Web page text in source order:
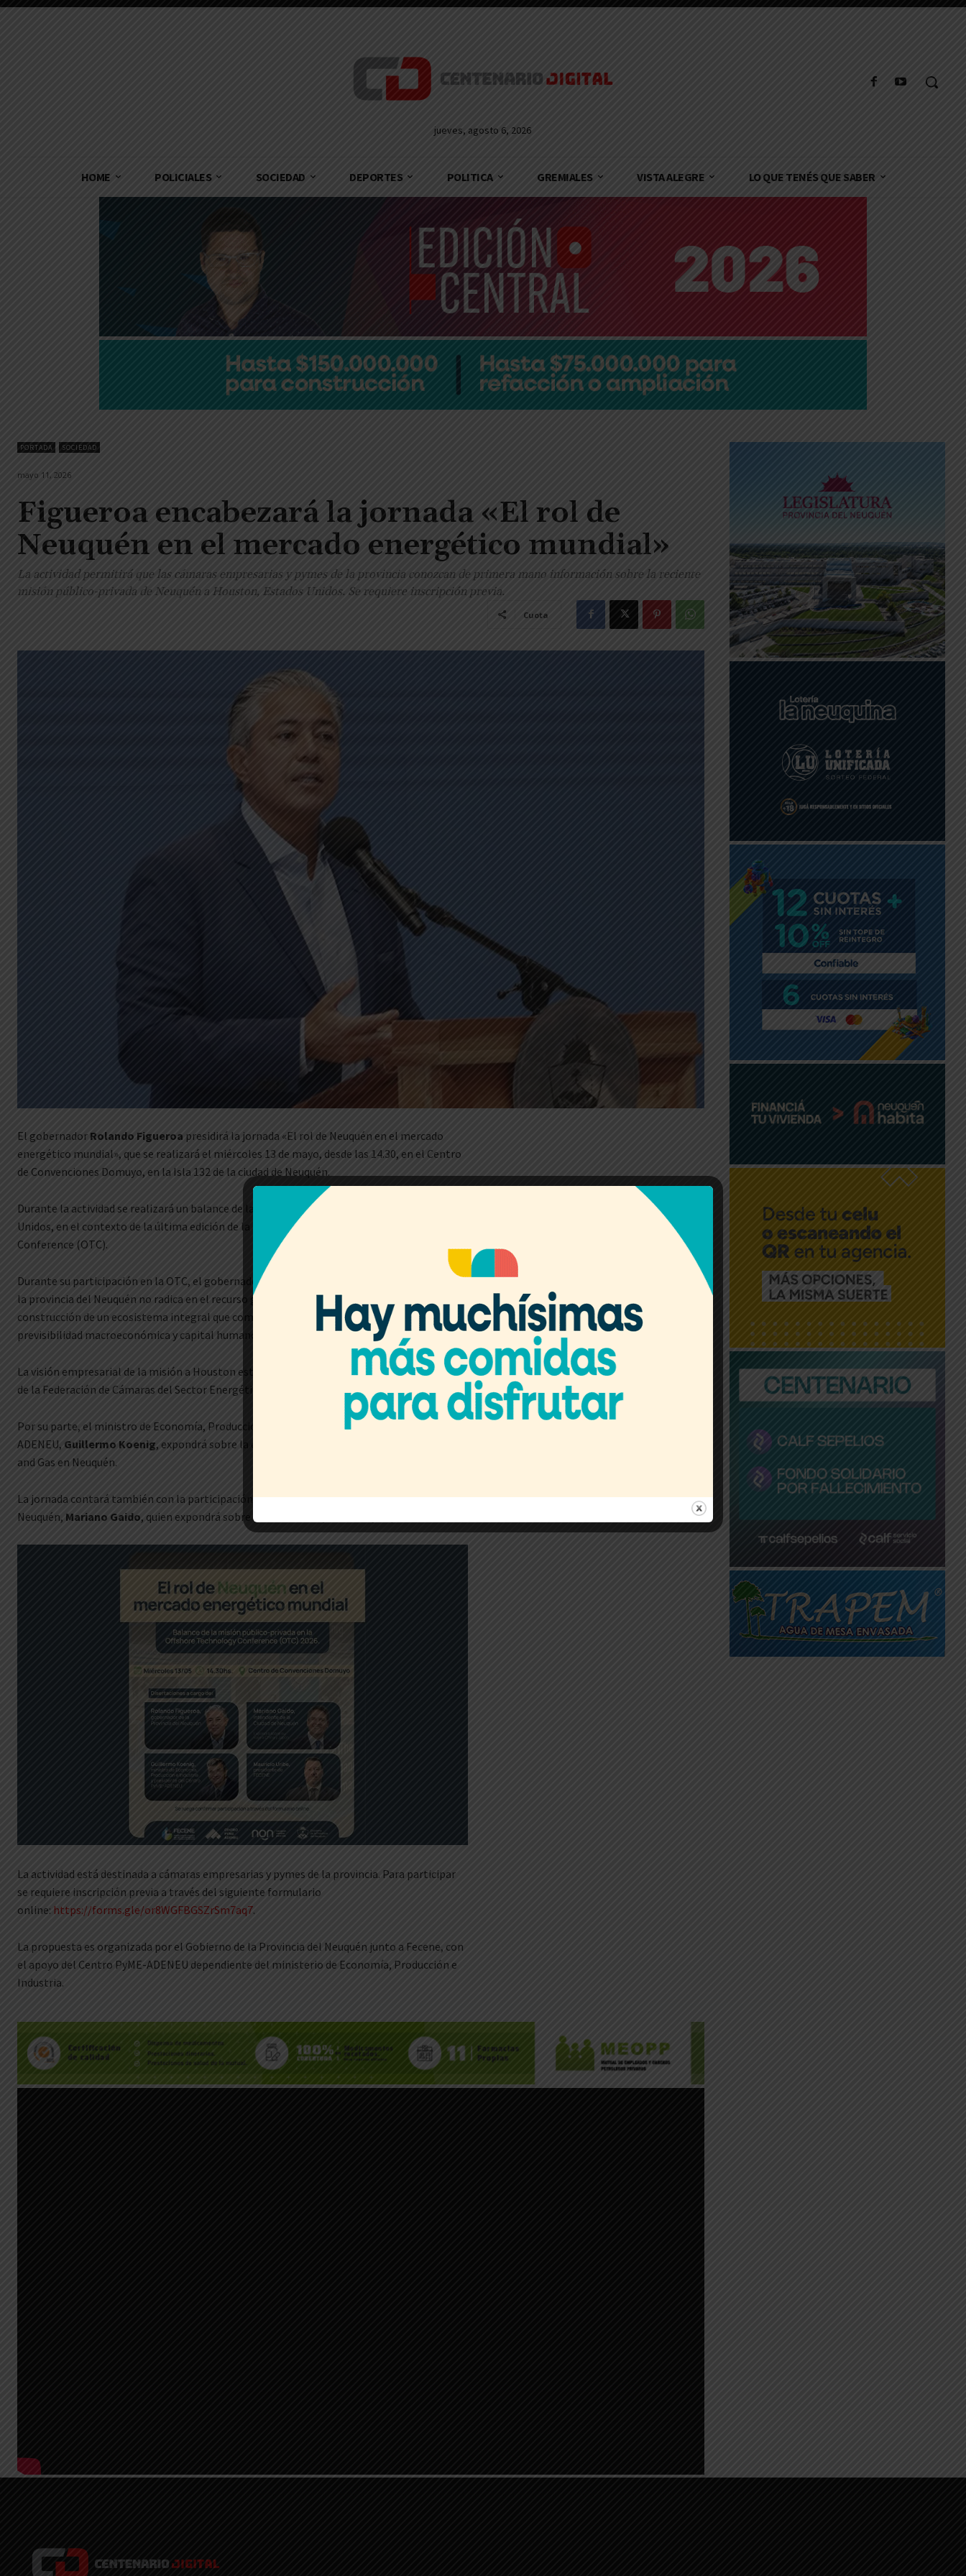
jueves, agosto 6, 2026
HOME POLICIALES SOCIEDAD DEPORTES POLITICA GREMIALES VISTA ALEGRE LO QUE TENÉS QUE SABER
PORTADA SOCIEDAD
mayo 11, 2026
Figueroa encabezará la jornada «El rol de
Neuquén en el mercado energético mundial»
La actividad permitirá que las cámaras empresarias y pymes de la provincia conozcan de primera mano información sobre la reciente
misión público-privada de Neuquén a Houston, Estados Unidos. Se requiere inscripción previa.
Cuota
El gobernador Rolando Figueroa presidirá la jornada «El rol de Neuquén en el mercado
energético mundial», que se realizará el miércoles 13 de mayo, desde las 14.30, en el Centro
de Convenciones Domuyo, en la Isla 132 de la ciudad de Neuquén.
Durante la actividad se realizará un balance de la misión público-privada a Houston, Estados
Unidos, en el contexto de la última edición de la feria internacional Offshore Technology
Conference (OTC).
Durante su participación en la OTC, el gobernador Rolando Figueroa aseguró que el éxito de
la provincia del Neuquén no radica en el recurso geológico de Vaca Muerta sino en la
construcción de un ecosistema integral que combina políticas públicas, inversión,
previsibilidad macroeconómica y capital humano.
La visión empresarial de la misión a Houston estará a cargo de Mauricio Uribe,presidente
de la Federación de Cámaras del Sector Energético de Neuquén (Fecene).
Por su parte, el ministro de Economía, Producción e Industria y presidente del Centro PyME-
ADENEU, Guillermo Koenig, expondrá sobre la evolución y proyección de la industria del Oil
and Gas en Neuquén.
La jornada contará también con la participación del intendente de la ciudad de
Neuquén, Mariano Gaido, quien expondrá sobre su reciente viaje a China y Japón.
La actividad está destinada a cámaras empresarias y pymes de la provincia. Para participar
se requiere inscripción previa a través del siguiente formulario
online: https://forms.gle/or8WGFBGSZrSm7aq7.
La propuesta es organizada por el Gobierno de la Provincia del Neuquén junto a Fecene, con
el apoyo del Centro PyME-ADENEU dependiente del ministerio de Economía, Producción e
Industria.